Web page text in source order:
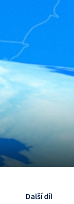
Další díl